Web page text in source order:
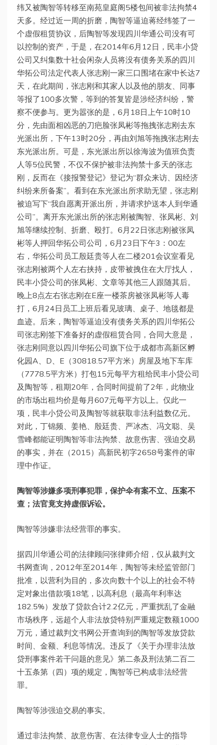
纬又被陶智等转移至南苑皇庭阁5楼包间被非法拘禁4
天多。经过近一周的折磨，陶智等逼迫蒋经纬签了一
个虚假租赁协议，后陶智等发现四川华通公司没有可
以控制的资产，于是，在2014年6月12日，民丰小贷
公司又纠集数十社会闲杂人员将没有债务关系的四川
华拓公司法定代表人张志刚一家三口围堵在家中长达7
天，在此期间，张志刚和其家人以及他的朋友、同事
等报了100多次警，等到的答复皆是涉经济纠纷，警
察不便参与。更为嚣张的是，6月18日上午10时10
分，先由面相凶恶的刀疤脸张凤彬等拖拽张志刚去东
光派出所，下午13时20分，再由刘旭等拖拽张志刚去
东光派出所。可是，东光派出所以徐海波为值班负责
人等5位民警，不仅不保护被非法拘禁十多天的张志
刚，反而在《接报警登记》登记为“群众来访、因经济
纠纷来所备案”。看到在东光派出所求助无望，张志刚
被迫写下“我自愿离开派出所，并请求护送本人到华通
公司”。离开东光派出所的张志刚被陶智、张凤彬、刘
旭等继续控制、折磨、殴打。6月22日张志刚被张凤
彬等人押回华拓公司公司，6月23日下午3：00左
右，华拓公司员工殷廷贵等人在二楼201会议室看见
张志刚被两个人左右挟持，皮带被拽住在大厅找人，
民丰小贷公司的张凤彬、文章等其他三人跟随其后。
晚上8点左右张志刚在E座一楼茶房被张凤彬等人毒
打，6月24日员工上班后看见玻璃、桌子、地毯都是
血迹。后来，陶智等逼迫没有债务关系的四川华拓公
司张志刚签下准备好的虚假租赁合同，合同大意是，
张志刚同意以四川华拓公司旗下位于成都市高新区孵
化园A、D、E（30818.57平方米）房屋及地下车库
（7778.5平方米）打包15元每平方租给民丰小贷公司
及陶智等，租期20年，合同时间提前了2年，此物业
的市场出租均价是每月607元每平方以上。仅此一
项，民丰小贷公司及陶智等就获取非法利益数亿元。
对此，丁锦频、姜艳、殷廷贵、严冰杰、冯文聪、吴
雪峰都能证明陶智等非法拘禁、故意伤害、强迫交易
的事实，并在（2015）高新民初字2658号案件的审
理中作证。
陶智等涉嫌多项刑事犯罪， 保护伞有案不立、压案不
查；法官竟支持虚假诉讼。
陶智等涉嫌非法经营罪的事实。
据四川华通公司的法律顾问张律师介绍，仅从裁判文
书网查询，2012年至2014年，陶智等未经监管部门
批准，以营利为目的，多次向数十个以上的社会不特
定对象出借款项18笔，以高利息（最高年利率达
182.5%）发放了贷款合计2.2亿元，严重扰乱了金融
市场秩序，远超个人非法放贷特别严重规定数额1000
万元，通过裁判文书网公开查询到的陶智等发放贷款
时间、金额、利息等情况。违反了《关于办理非法放
贷刑事案件若干问题的意见》第二条及刑法第二百二
十五条第（四）项的规定，陶智等已构成非法经营
罪。
陶智等涉强迫交易的事实。
通过非法拘禁、故意伤害、在法律专业人士的指导